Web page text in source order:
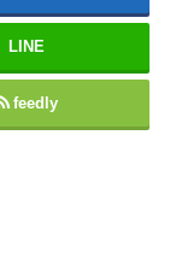
LINE
feedly